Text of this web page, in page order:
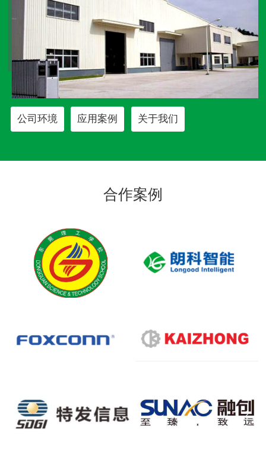
公司环境 应用案例 关于我们
合作案例